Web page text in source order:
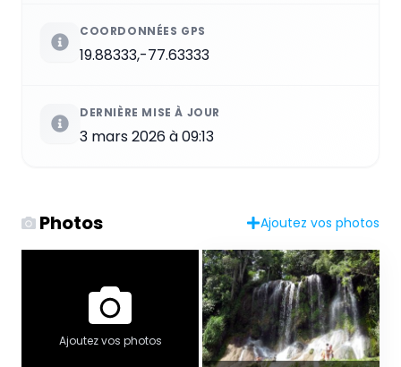
COORDONNÉES GPS
19.88333,-77.63333
DERNIÈRE MISE À JOUR
3 mars 2026 à 09:13
Photos Ajoutez vos photos
Ajoutez vos photos